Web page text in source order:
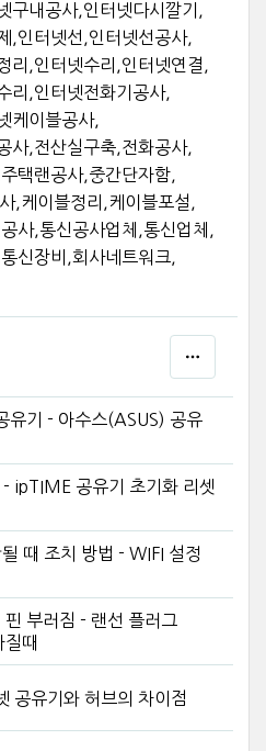
구내공사,인터넷다시깔기,
,인터넷선,인터넷선공사,
리,인터넷수리,인터넷연결,
리,인터넷전화기공사,
케이블공사,
사,전산실구축,전화공사,
택랜공사,중간단자함,
,케이블정리,케이블포설,
사,통신공사업체,통신업체,
신장비,회사네트워크,
유기 - 아수스(ASUS) 공유
ipTIME 공유기 초기화 리셋
때 조치 방법 - WIFI 설정
부러짐 - 랜선 플러그
때
공유기와 허브의 차이점